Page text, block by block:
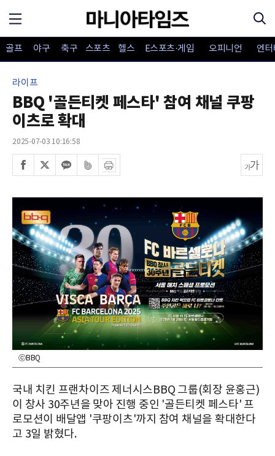
골프 야구 축구 스포츠 헬스 E스포츠·게임 오피니언 엔
라이프
BBQ '골든티켓 페스타' 참여 채널 쿠팡
이츠로 확대
2025-07-03 10:16:58
ⓒBBQ
국내 치킨 프랜차이즈 제너시스BBQ 그룹(회장 윤홍근)
이 창사 30주년을 맞아 진행 중인 '골든티켓 페스타' 프
로모션이 배달앱 '쿠팡이츠'까지 참여 채널을 확대한다
고 3일 밝혔다.